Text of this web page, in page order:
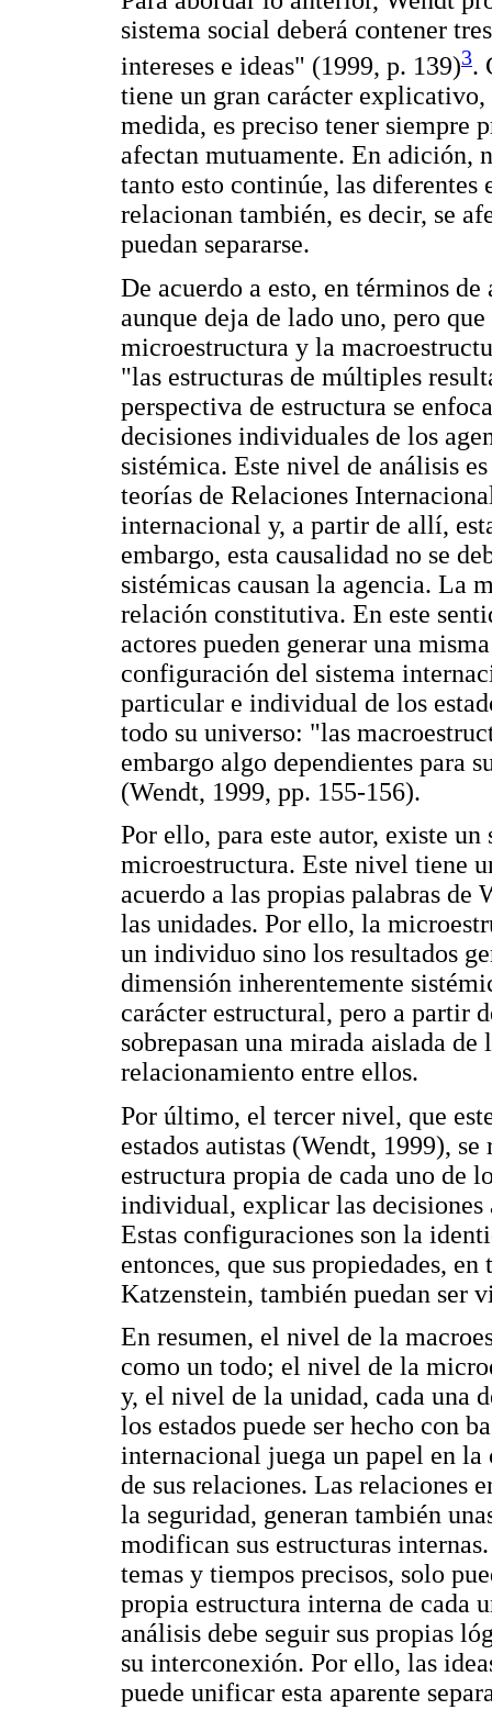
sistema social deberá contener
intereses e ideas" (1999, p. 139)3.
tiene un gran carácter
medida, es preciso tener siempre
afectan mutuamente. En adición,
tanto esto continúe, las diferentes
relacionan también, es decir, se
puedan separarse.
De acuerdo a esto, en términos
aunque deja de lado uno, pero
microestructura y la
"las estructuras de múltiples
perspectiva de estructura se
decisiones individuales de los
sistémica. Este nivel de análisis
teorías de Relaciones
internacional y, a partir de allí,
embargo, esta causalidad no se
sistémicas causan la agencia. La
relación constitutiva. En este
actores pueden generar una
configuración del sistema
particular e individual de los
todo su universo: "las
embargo algo dependientes para
(Wendt, 1999, pp. 155-156).
Por ello, para este autor, existe
microestructura. Este nivel tiene
acuerdo a las propias palabras de
las unidades. Por ello, la
un individuo sino los resultados
dimensión inherentemente
carácter estructural, pero a partir
sobrepasan una mirada aislada
relacionamiento entre ellos.
Por último, el tercer nivel, que
estados autistas (Wendt, 1999),
estructura propia de cada uno de
individual, explicar las decisiones
Estas configuraciones son la
entonces, que sus propiedades,
Katzenstein, también puedan ser
En resumen, el nivel de la
como un todo; el nivel de la
y, el nivel de la unidad, cada una
los estados puede ser hecho con
internacional juega un papel en
de sus relaciones. Las relaciones
la seguridad, generan también
modifican sus estructuras
temas y tiempos precisos, solo
propia estructura interna de cada
análisis debe seguir sus propias
su interconexión. Por ello, las
puede unificar esta aparente